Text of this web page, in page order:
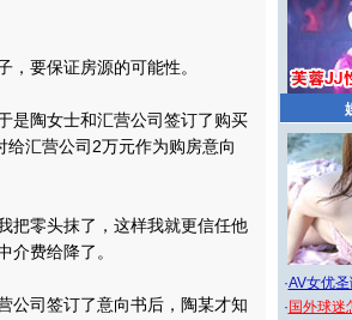
要保证房源的可能性。
陶女士和汇营公司签订了购买
汇营公司2万元作为购房意向
零头抹了，这样我就更信任他
介费给降了。
司签订了意向书后，陶某才知
·AV女优
· 国外球迷